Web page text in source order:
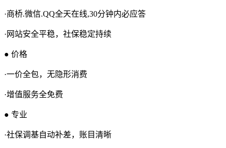
·商桥.微信.QQ全天在线,30分钟内必应答
·网站安全平稳，社保稳定持续
● 价格
·一价全包，无隐形消费
·增值服务全免费
● 专业
·社保调基自动补差，账目清晰